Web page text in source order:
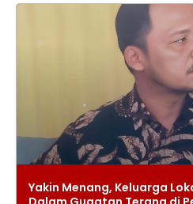
Yakin Menang, Keluarga